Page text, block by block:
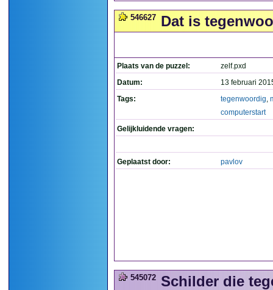
546627 Dat is
Plaats van de puzzel:
zelf.pxd
Datum:
13 februari
Tags:
tegenwoordig,
computerstart
Gelijkluidende vragen:
Geplaatst door: pavlov
545072 Schilder die